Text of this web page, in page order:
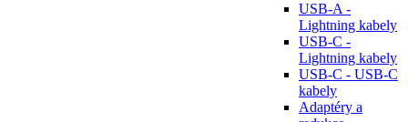
USB-A -
Lightning kabely
USB-C -
Lightning kabely
USB-C - USB-C
kabely
Adaptéry a